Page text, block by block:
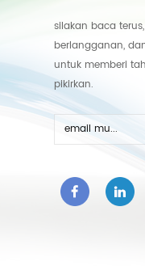
silakan baca
berlangganan,
untuk memberi
pikirkan.